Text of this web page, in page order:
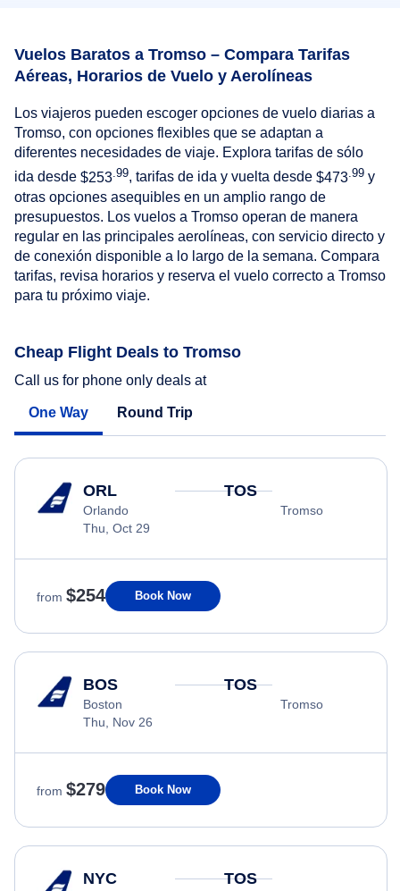
Vuelos Baratos a Tromso – Compara Tarifas
Aéreas, Horarios de Vuelo y Aerolíneas
Los viajeros pueden escoger opciones de vuelo diarias a
Tromso, con opciones flexibles que se adaptan a
diferentes necesidades de viaje. Explora tarifas de sólo
ida desde $253 .99, tarifas de ida y vuelta desde $473 .99 y
otras opciones asequibles en un amplio rango de
presupuestos. Los vuelos a Tromso operan de manera
regular en las principales aerolíneas, con servicio directo y
de conexión disponible a lo largo de la semana. Compara
tarifas, revisa horarios y reserva el vuelo correcto a Tromso
para tu próximo viaje.
Cheap Flight Deals to Tromso
Call us for phone only deals at
One Way Round Trip
ORL
Orlando
Thu, Oct 29
TOS
Tromso
from $254 Book Now
BOS
Boston
Thu, Nov 26
TOS
Tromso
from $279 Book Now
NYC TOS